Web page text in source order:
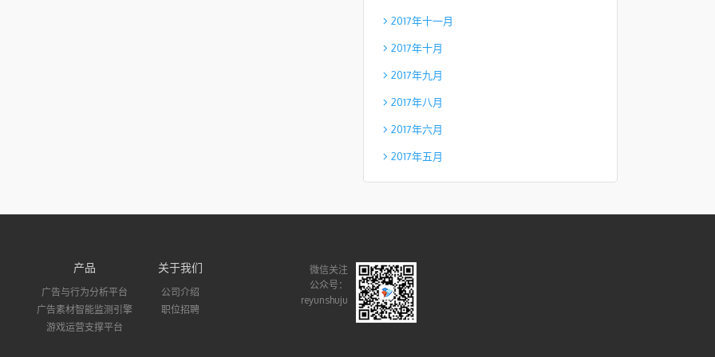
2017年十一月
2017年十月
2017年九月
2017年八月
2017年六月
2017年五月
产品
广告与行为分析平台
广告素材智能监测引擎
游戏运营支撑平台
关于我们
公司介绍
职位招聘
微信关注
公众号：
reyunshuju